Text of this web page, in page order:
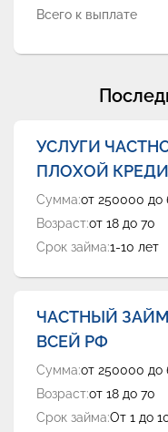
Всего к выплате
УСЛУГИ
ПЛОХОЙ
Сумма:от 250000 до
Возраст:от 18 до 70
Срок займа:1-10 лет
ЧАСТНЫЙ
ВСЕЙ РФ
Сумма:от 250000 до
Возраст:от 18 до 70
Срок займа:От 1 до